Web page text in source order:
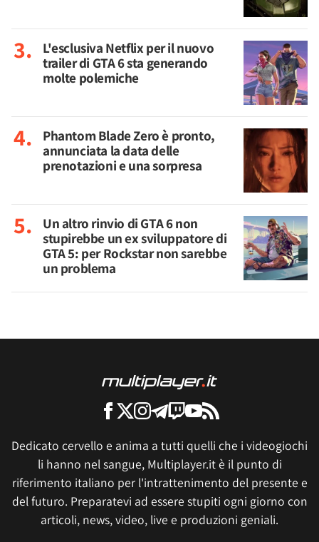
L'esclusiva Netflix per il nuovo
trailer di GTA 6 sta generando
molte polemiche
Phantom Blade Zero è pronto,
annunciata la data delle
prenotazioni e una sorpresa
Un altro rinvio di GTA 6 non
stupirebbe un ex sviluppatore di
GTA 5: per Rockstar non sarebbe
un problema
Dedicato cervello e anima a tutti quelli che i videogiochi
li hanno nel sangue, Multiplayer.it è il punto di
riferimento italiano per l'intrattenimento del presente e
del futuro. Preparatevi ad essere stupiti ogni giorno con
articoli, news, video, live e produzioni geniali.